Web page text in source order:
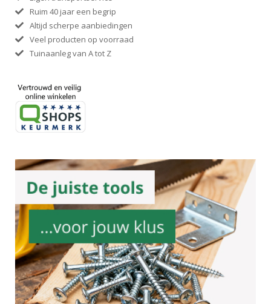
Ruim 40 jaar een begrip
Altijd scherpe aanbiedingen
Veel producten op voorraad
Tuinaanleg van A tot Z